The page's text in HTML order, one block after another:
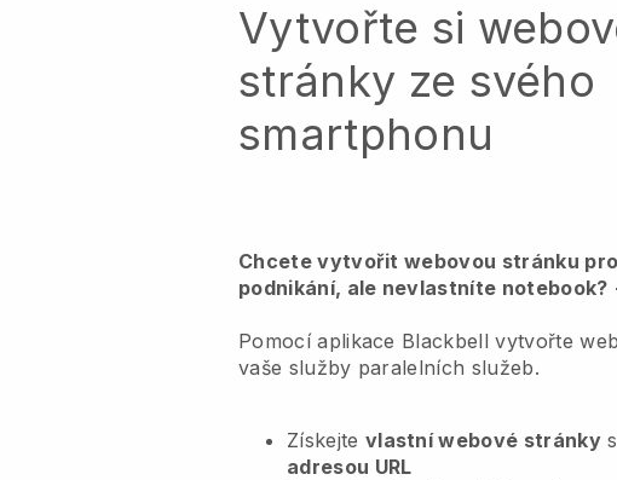
Vytvořte si
stránky ze svého
smartphonu
Chcete vytvořit webovou stránku
podnikání, ale nevlastníte notebook?
Pomocí aplikace Blackbell vytvořte
vaše služby paralelních služeb.
Získejte vlastní webové stránky
adresou URL